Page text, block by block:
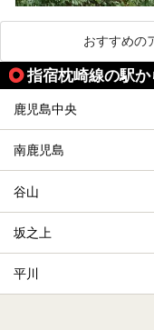
おすすめの
指宿枕崎線の駅
鹿児島中央
南鹿児島
谷山
坂之上
平川